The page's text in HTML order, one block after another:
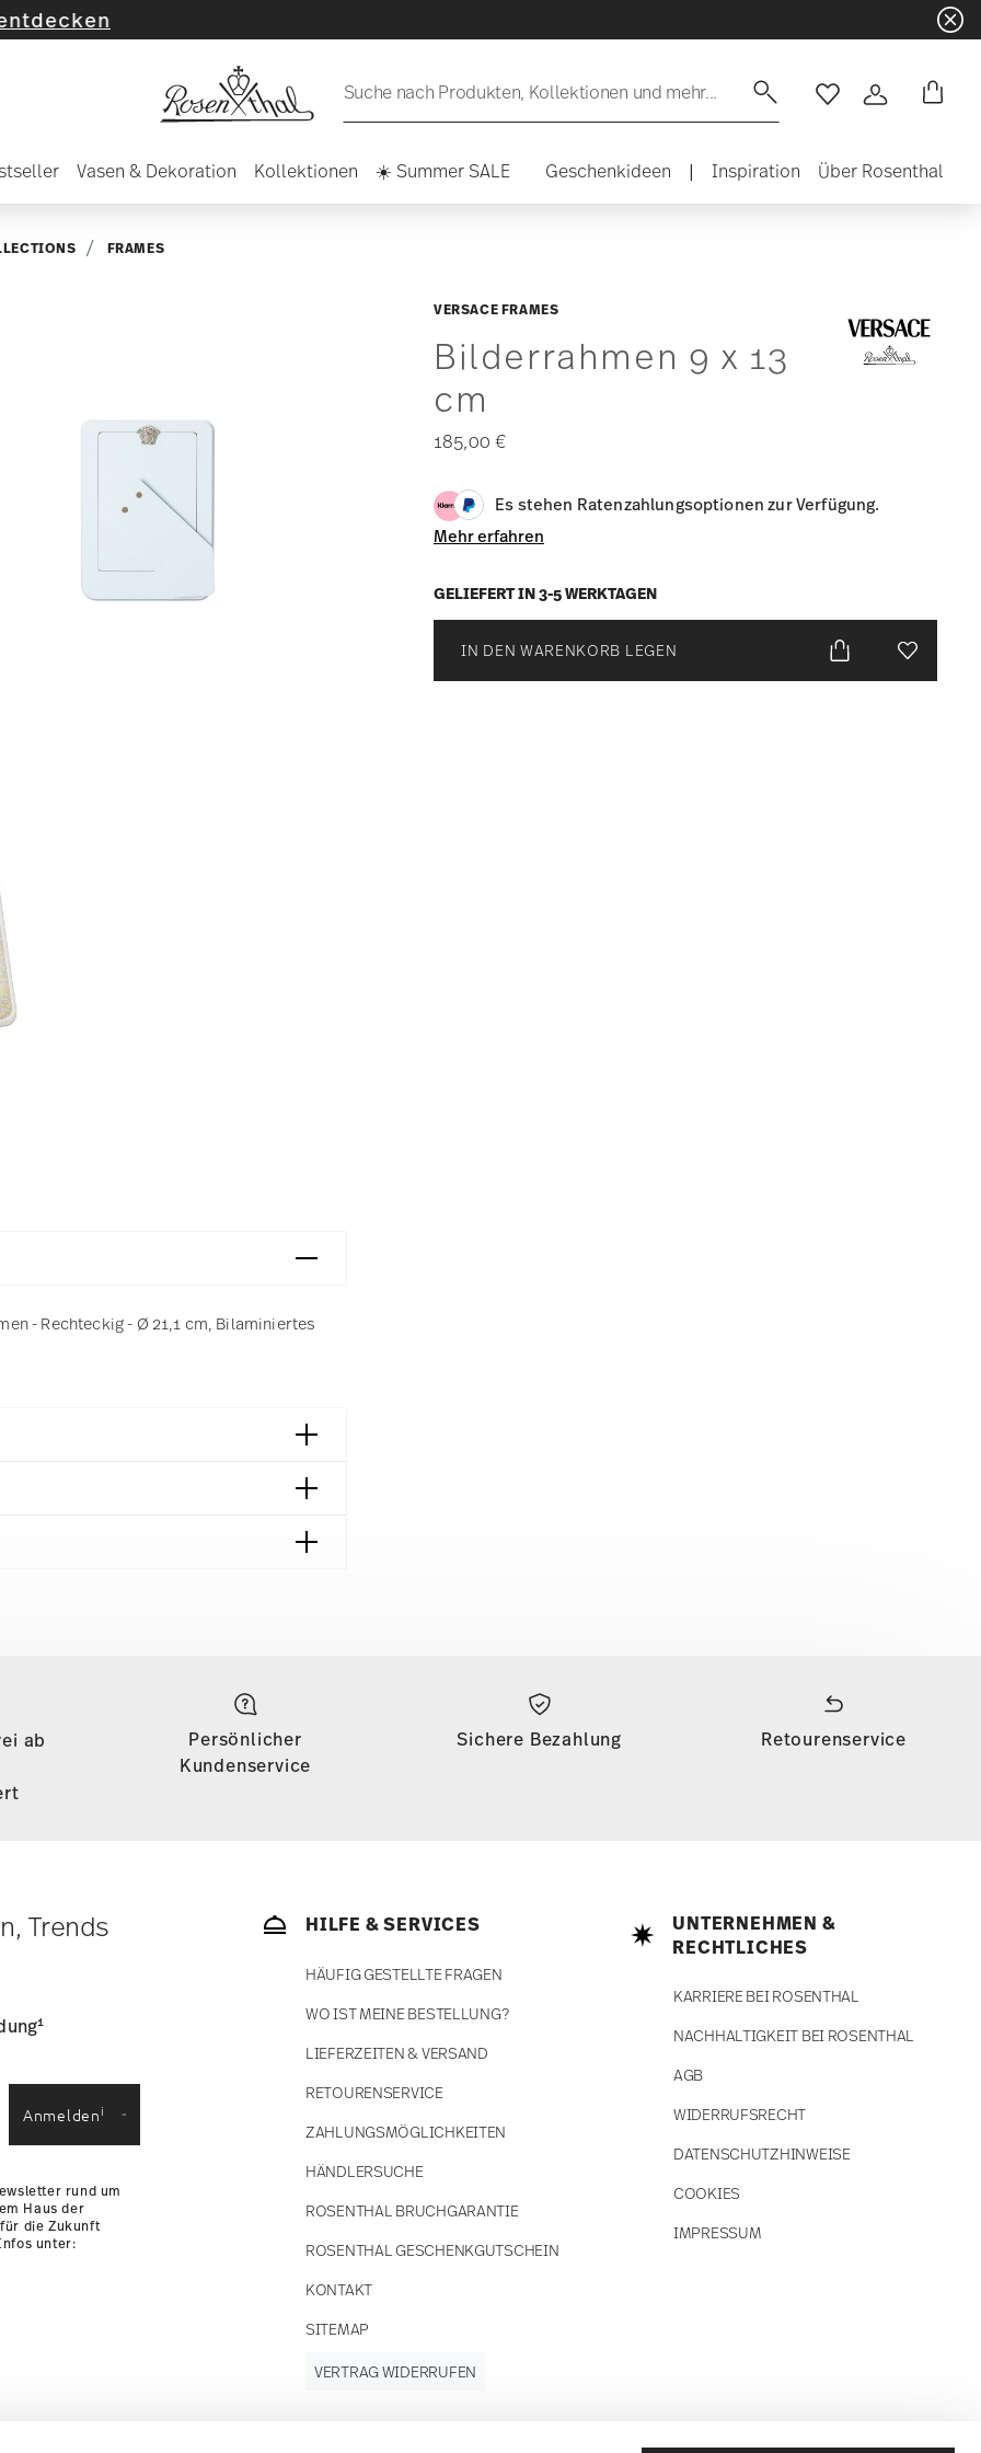
Suche nach Produkten, Kollektionen und mehr... WishlistAnmelden
Vasen & Dekoration Kollektionen ☀️ Summer SALE Geschenkideen | Inspiration Über Rosenthal
VERSACE FRAMES
Bilderrahmen 9 x 13
cm
185,00 €
Es stehen Ratenzahlungsoptionen zur Verfügung.
Mehr erfahren
GELIEFERT IN 3-5 WERKTAGEN
IN DEN WARENKORB LEGEN Add To
FRAMES
- Rechteckig - Ø 21,1 cm, Bilaminiertes
von 69,90 € ist die Lieferung in alle
kostenlos. Für Lieferungen ins
die Lieferung erfolgt versandkostenfrei.
Warenkorbwert von 69,90 CHF
Artikel. Sie können die Lieferzeiten in
ab
Persönlicher
Kundenservice
Sichere Bezahlung Retourenservice
Trends
1
Anmeldeni
rund um
Haus der
die Zukunft
unter:
HILFE & SERVICES
HÄUFIG GESTELLTE FRAGEN
WO IST MEINE BESTELLUNG?
LIEFERZEITEN & VERSAND
RETOURENSERVICE
ZAHLUNGSMÖGLICHKEITEN
HÄNDLERSUCHE
ROSENTHAL BRUCHGARANTIE
ROSENTHAL GESCHENKGUTSCHEIN
KONTAKT
SITEMAP
UNTERNEHMEN &
RECHTLICHES
KARRIERE BEI ROSENTHAL
NACHHALTIGKEIT BEI ROSENTHAL
AGB
WIDERRUFSRECHT
DATENSCHUTZHINWEISE
COOKIES
IMPRESSUM
VERTRAG WIDERRUFEN